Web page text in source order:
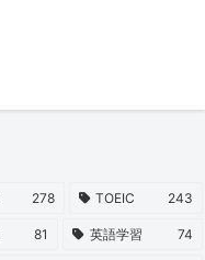
278 TOEIC 243
81 英語学習 74